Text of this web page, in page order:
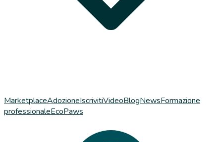
MarketplaceAdozioneIscrivitiVideoBlogNewsFormazione
professionaleEcoPaws